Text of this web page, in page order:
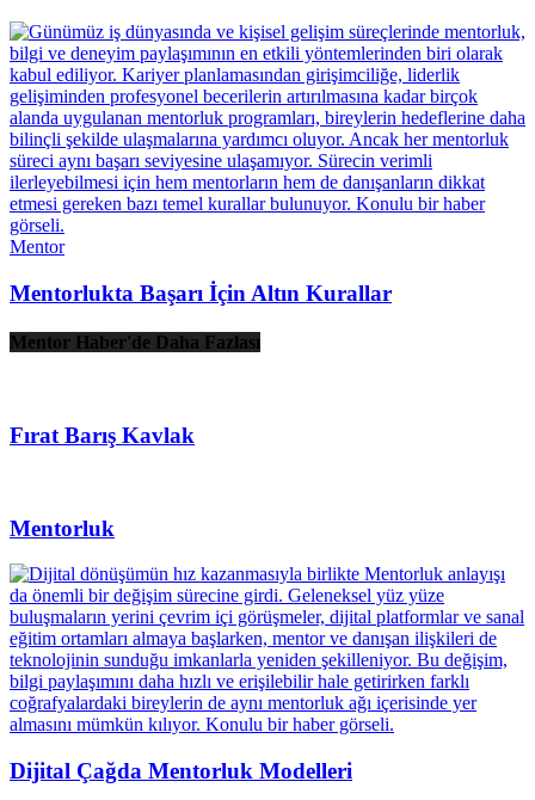
Mentor
Mentorlukta Başarı İçin Altın Kurallar
Mentor Haber'de Daha Fazlası
Fırat Barış Kavlak
Mentorluk
Dijital Çağda Mentorluk Modelleri